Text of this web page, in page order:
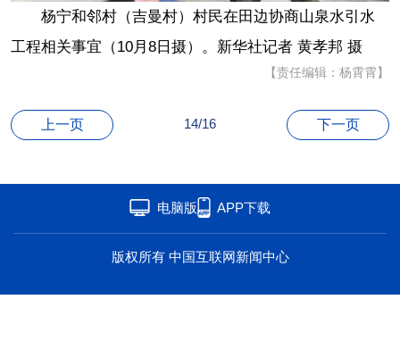
联盟 心理 老年
杨宁和邻村（吉曼村）村民在田边协商山泉水引水
工程相关事宜（10月8日摄）。新华社记者 黄孝邦 摄
【责任编辑：杨霄霄】
上一页 14/16 下一页
电脑版 APP下载
版权所有 中国互联网新闻中心